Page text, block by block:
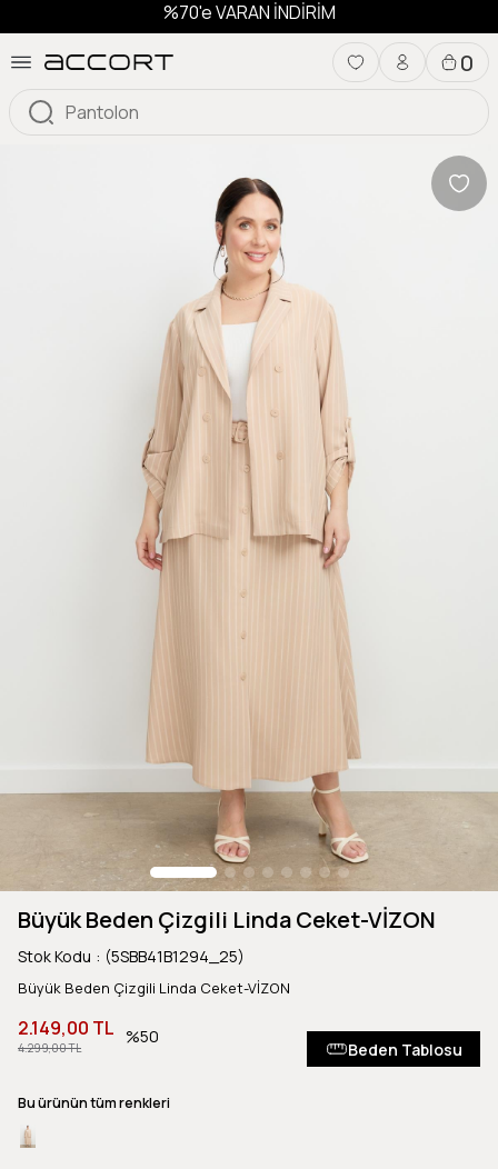
%70'e VARAN İNDİRİM
0
Büyük Beden Çizgili Linda Ceket-VİZON
Stok Kodu (5SBB41B1294_25)
Büyük Beden Çizgili Linda Ceket-VİZON
4.299,00 TL
2.149,00 TL 50
Beden Tablosu
Bu ürünün tüm renkleri